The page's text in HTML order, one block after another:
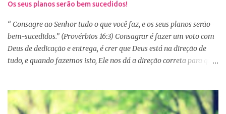
vários capítulos por dia, muitas até conseguem iniciar no dia
primeiro de janeiro, mas como não estão acostumas com a leitura
e também com a dificuldade de entendi...
Os seus planos serão bem sucedidos!
“ Consagre ao Senhor tudo o que você faz, e os seus planos serão
bem-sucedidos.” (Provérbios 16:3) Consagrar é fazer um voto com
Deus de dedicação e entrega, é crer que Deus está na direção de
tudo, e quando fazemos isto, Ele nos dá a direção correta para que
agirmos dessa forma seremos bem-sucedidas. E o que é ser bem-
sucedido? Para o mundo é aquele que alcança o sucesso com o